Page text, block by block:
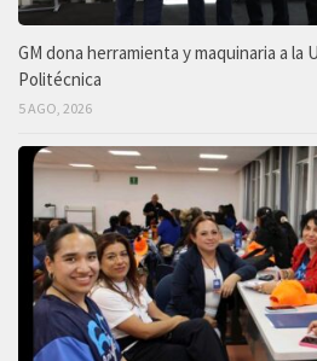
GM dona herramienta y maquinaria a la
Politécnica
5 AGO, 2026